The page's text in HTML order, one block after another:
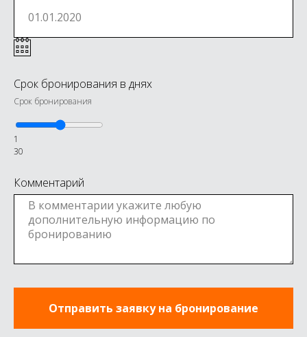
Срок бронирования в днях
Срок бронирования
1
30
Комментарий
Отправить заявку на бронирование